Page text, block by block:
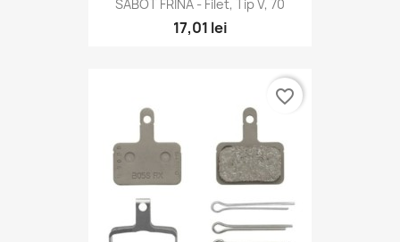
SABOT FRINA - Filet, Tip V, 70
17,01 lei
favorite_border